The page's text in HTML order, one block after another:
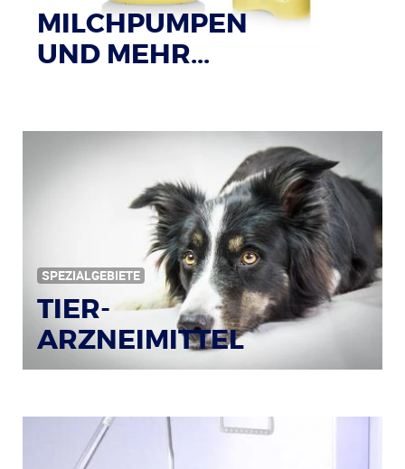
MILCHPUMPEN
UND MEHR...
SPEZIALGEBIETE
TIER-
ARZNEIMITTEL